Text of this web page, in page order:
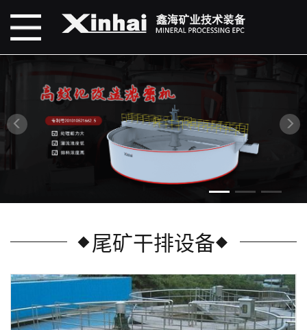
尾矿干排设备